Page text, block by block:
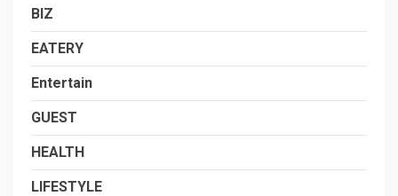
BIZ
EATERY
Entertain
GUEST
HEALTH
LIFESTYLE